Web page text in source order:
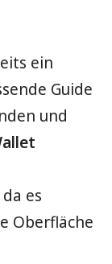
ein
Guide
und
da es
Oberfläche